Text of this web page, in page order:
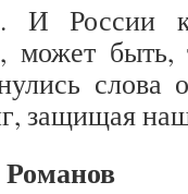
И России
быть,
слова
защищая